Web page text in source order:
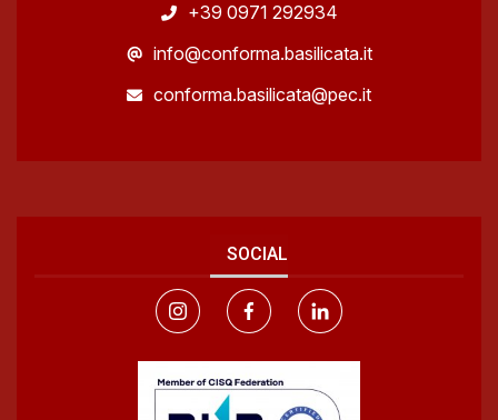
+39 0971 292934
info@conforma.basilicata.it
conforma.basilicata@pec.it
SOCIAL